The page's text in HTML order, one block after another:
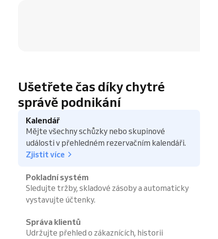
Ušetřete čas díky chytré
správě podnikání
Kalendář
Mějte všechny schůzky nebo skupinové
události v přehledném rezervačním kalendáři.
Zjistit více
Pokladní systém
Sledujte tržby, skladové zásoby a automaticky
vystavujte účtenky.
Správa klientů
Udržujte přehled o zákaznících, historii